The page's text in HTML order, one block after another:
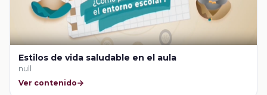
Estilos de vida saludable en el aula
null
Ver contenido